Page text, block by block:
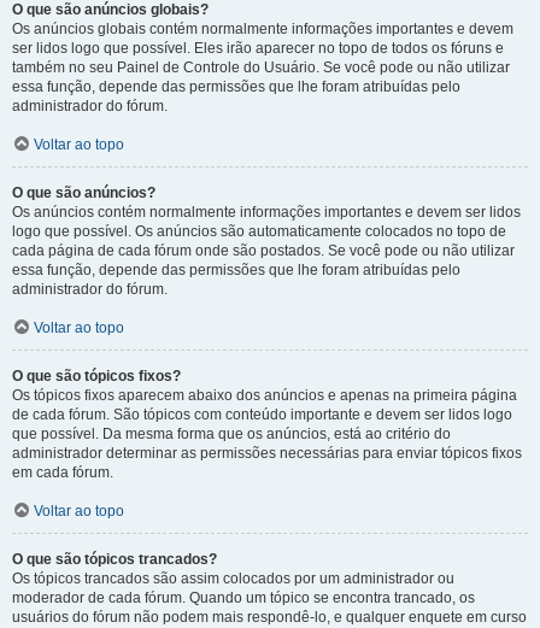
O que são anúncios globais?
Os anúncios globais contém normalmente informações importantes e devem
ser lidos logo que possível. Eles irão aparecer no topo de todos os fóruns e
também no seu Painel de Controle do Usuário. Se você pode ou não utilizar
essa função, depende das permissões que lhe foram atribuídas pelo
administrador do fórum.
Voltar ao topo
O que são anúncios?
Os anúncios contém normalmente informações importantes e devem ser lidos
logo que possível. Os anúncios são automaticamente colocados no topo de
cada página de cada fórum onde são postados. Se você pode ou não utilizar
essa função, depende das permissões que lhe foram atribuídas pelo
administrador do fórum.
Voltar ao topo
O que são tópicos fixos?
Os tópicos fixos aparecem abaixo dos anúncios e apenas na primeira página
de cada fórum. São tópicos com conteúdo importante e devem ser lidos logo
que possível. Da mesma forma que os anúncios, está ao critério do
administrador determinar as permissões necessárias para enviar tópicos fixos
em cada fórum.
Voltar ao topo
O que são tópicos trancados?
Os tópicos trancados são assim colocados por um administrador ou
moderador de cada fórum. Quando um tópico se encontra trancado, os
usuários do fórum não podem mais respondê-lo, e qualquer enquete em curso